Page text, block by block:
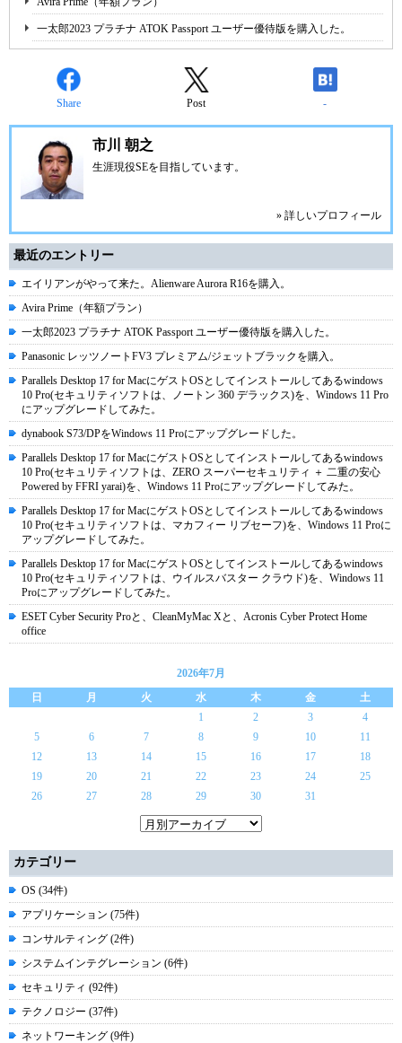
一太郎2023 プラチナ ATOK Passport ユーザー優待版を購入した。
Share Post -
市川 朝之
生涯現役SEを目指しています。
» 詳しいプロフィール
最近のエントリー
エイリアンがやって来た。Alienware Aurora R16を購入。
Avira Prime（年額プラン）
一太郎2023 プラチナ ATOK Passport ユーザー優待版を購入した。
Panasonic レッツノートFV3 プレミアム/ジェットブラックを購入。
Parallels Desktop 17 for MacにゲストOSとしてインストールしてあるwindows
10 Pro(セキュリティソフトは、ノートン 360 デラックス)を、Windows 11 Pro
にアップグレードしてみた。
dynabook S73/DPをWindows 11 Proにアップグレードした。
Parallels Desktop 17 for MacにゲストOSとしてインストールしてあるwindows
10 Pro(セキュリティソフトは、ZERO スーパーセキュリティ ＋ 二重の安心
Powered by FFRI yarai)を、Windows 11 Proにアップグレードしてみた。
Parallels Desktop 17 for MacにゲストOSとしてインストールしてあるwindows
10 Pro(セキュリティソフトは、マカフィー リブセーフ)を、Windows 11 Proに
アップグレードしてみた。
Parallels Desktop 17 for MacにゲストOSとしてインストールしてあるwindows
10 Pro(セキュリティソフトは、ウイルスバスター クラウド)を、Windows 11
Proにアップグレードしてみた。
ESET Cyber Security Proと、CleanMyMac Xと、Acronis Cyber Protect Home
office
2026年7月
日
月 火 水 木 金
土
1
2 3
4
5
6 7 8 9 10
11
12
13 14 15 16 17
18
19
20 21 22 23 24
25
26
27 28 29 30 31
カテゴリー
OS (34件)
アプリケーション (75件)
コンサルティング (2件)
システムインテグレーション (6件)
セキュリティ (92件)
テクノロジー (37件)
ネットワーキング (9件)